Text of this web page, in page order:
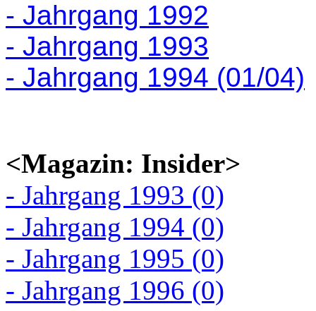
- Jahrgang 1992
- Jahrgang 1993
- Jahrgang 1994 (01/04)
<Magazin: Insider>
- Jahrgang 1993 (0)
- Jahrgang 1994 (0)
- Jahrgang 1995 (0)
- Jahrgang 1996 (0)